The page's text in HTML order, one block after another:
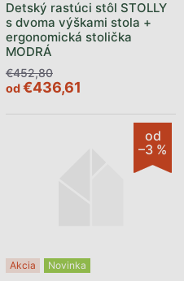
Detský rastúci stôl STOLLY
s dvoma výškami stola +
ergonomická stolička
MODRÁ
€452,80
od€436,61
od
–3 %
Akcia Novinka